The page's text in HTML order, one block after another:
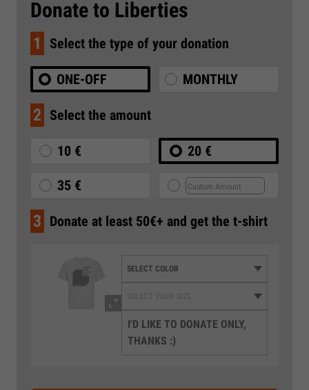
Donate to Liberties
1 Select the type of your donation
ONE-OFF MONTHLY
2 Select the amount
10 € 20 €
35 €
3 Donate at least 50€+ and get the t-shirt
I'D LIKE TO DONATE ONLY,
THANKS :)